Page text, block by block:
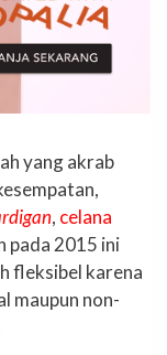
yang akrab
, celana
pada 2015 ini
fleksibel karena
maupun non-